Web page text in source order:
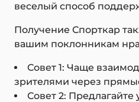
веселый способ
Получение Спорткар
вашим поклонникам
Совет 1: Чаще
зрителями через
Совет 2: